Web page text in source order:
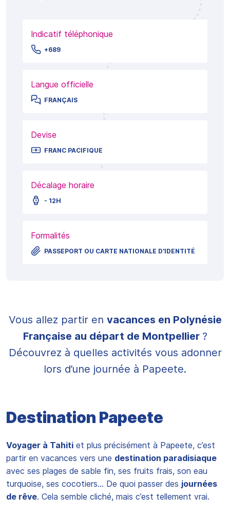
Indicatif téléphonique
+689
Langue officielle
FRANÇAIS
Devise
FRANC PACIFIQUE
Décalage horaire
- 12H
Formalités
PASSEPORT OU CARTE NATIONALE D'IDENTITÉ
Vous allez partir en vacances en Polynésie
Française au départ de Montpellier ?
Découvrez à quelles activités vous adonner
lors d’une journée à Papeete.
Destination Papeete
Voyager à Tahiti et plus précisément à Papeete, c’est
partir en vacances vers une destination paradisiaque
avec ses plages de sable fin, ses fruits frais, son eau
turquoise, ses cocotiers… De quoi passer des journées
de rêve. Cela semble cliché, mais c’est tellement vrai.